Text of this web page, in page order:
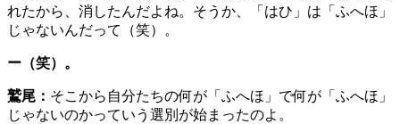
れたから、消したんだよね。そうか、「はひ」は「ふへほ」
じゃないんだって（笑）。
ー（笑）。
鷲尾： そこから自分たちの何が「ふへほ」で何が「ふへほ」
じゃないのかっていう選別が始まったのよ。